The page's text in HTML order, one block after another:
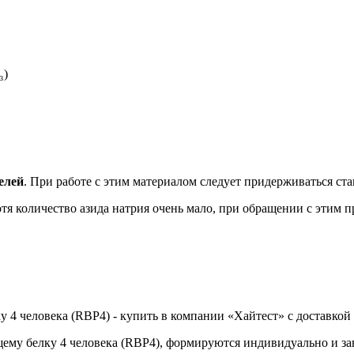
. При работе с этим материалом следует придерживаться
количество азида натрия очень мало, при обращении с этим
человека (RBP4) - купить в компании «Хайтест» с
белку 4 человека (RBP4), формируются индивидуально и